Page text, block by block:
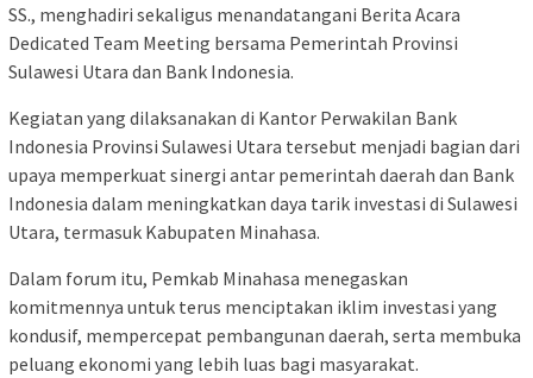
SS., menghadiri sekaligus menandatangani Berita Acara
Dedicated Team Meeting bersama Pemerintah Provinsi
Sulawesi Utara dan Bank Indonesia.
Kegiatan yang dilaksanakan di Kantor Perwakilan Bank
Indonesia Provinsi Sulawesi Utara tersebut menjadi bagian dari
upaya memperkuat sinergi antar pemerintah daerah dan Bank
Indonesia dalam meningkatkan daya tarik investasi di Sulawesi
Utara, termasuk Kabupaten Minahasa.
Dalam forum itu, Pemkab Minahasa menegaskan
komitmennya untuk terus menciptakan iklim investasi yang
kondusif, mempercepat pembangunan daerah, serta membuka
peluang ekonomi yang lebih luas bagi masyarakat.